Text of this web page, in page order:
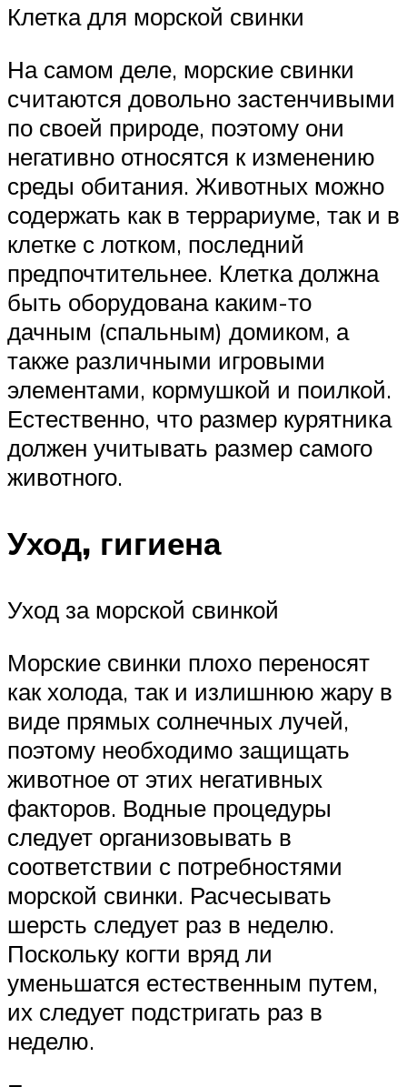
Клетка для морской свинки
На самом деле, морские свинки
считаются довольно застенчивыми
по своей природе, поэтому они
негативно относятся к изменению
среды обитания. Животных можно
содержать как в террариуме, так и в
клетке с лотком, последний
предпочтительнее. Клетка должна
быть оборудована каким-то
дачным (спальным) домиком, а
также различными игровыми
элементами, кормушкой и поилкой.
Естественно, что размер курятника
должен учитывать размер самого
животного.
Уход, гигиена
Уход за морской свинкой
Морские свинки плохо переносят
как холода, так и излишнюю жару в
виде прямых солнечных лучей,
поэтому необходимо защищать
животное от этих негативных
факторов. Водные процедуры
следует организовывать в
соответствии с потребностями
морской свинки. Расчесывать
шерсть следует раз в неделю.
Поскольку когти вряд ли
уменьшатся естественным путем,
их следует подстригать раз в
неделю.